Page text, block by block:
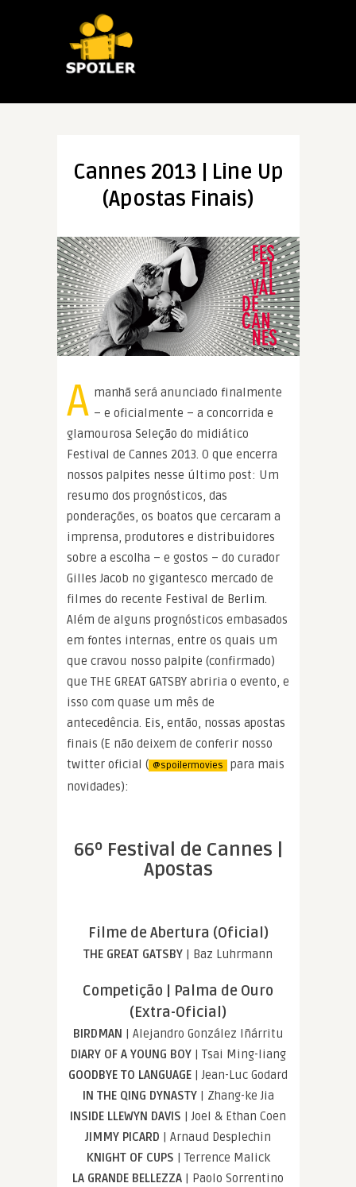
Cannes 2013 | Line Up
(Apostas Finais)
A manhã será anunciado finalmente
– e oficialmente – a concorrida e
glamourosa Seleção do midiático
Festival de Cannes 2013. O que encerra
nossos palpites nesse último post: Um
resumo dos prognósticos, das
ponderações, os boatos que cercaram a
imprensa, produtores e distribuidores
sobre a escolha – e gostos – do curador
Gilles Jacob no gigantesco mercado de
filmes do recente Festival de Berlim.
Além de alguns prognósticos embasados
em fontes internas, entre os quais um
que cravou nosso palpite (confirmado)
que THE GREAT GATSBY abriria o evento, e
isso com quase um mês de
antecedência. Eis, então, nossas apostas
finais (E não deixem de conferir nosso
twitter oficial ( @spoilermovies
para mais
novidades):
66º Festival de Cannes |
Apostas
Filme de Abertura (Oficial)
THE GREAT GATSBY | Baz Luhrmann
Competição | Palma de Ouro
(Extra-Oficial)
BIRDMAN | Alejandro González Iñárritu
DIARY OF A YOUNG BOY| Tsai Ming-liang
GOODBYE TO LANGUAGE | Jean-Luc Godard
IN THE QING DYNASTY| Zhang-ke Jia
INSIDE LLEWYN DAVIS | Joel & Ethan Coen
JIMMY PICARD | Arnaud Desplechin
KNIGHT OF CUPS | Terrence Malick
LA GRANDE BELLEZZA | Paolo Sorrentino